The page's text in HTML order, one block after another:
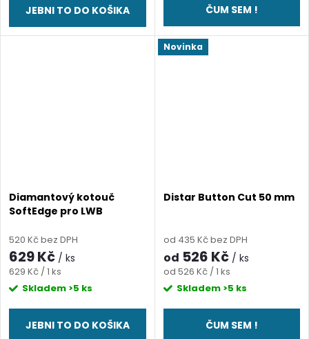
JEBNI TO DO KOŠIKA ČUM SEM !
Diamantový kotouč
SoftEdge pro LWB
520 Kč bez DPH
629 Kč / ks
Měrná
cena:
629 Kč / 1 ks
Skladem >5 ks
JEBNI TO DO KOŠIKA
Novinka
Distar Button Cut 50 mm
od 435 Kč bez DPH
od 526 Kč / ks
Měrná
cena:
od 526 Kč / 1 ks
Skladem >5 ks
ČUM SEM !